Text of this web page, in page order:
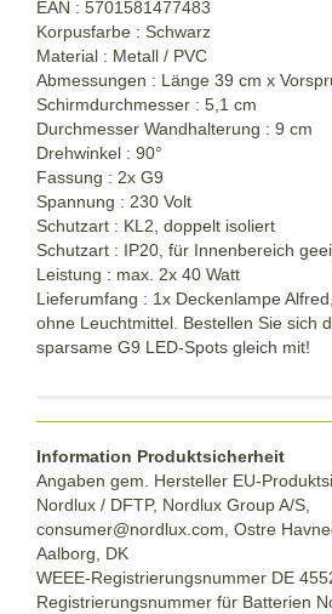
EAN : 5701581477483
Korpusfarbe : Schwarz
Material : Metall / PVC
Abmessungen : Länge 39 cm x
Schirmdurchmesser : 5,1 cm
Durchmesser Wandhalterung : 9 cm
Drehwinkel : 90°
Fassung : 2x G9
Spannung : 230 Volt
Schutzart : KL2, doppelt isoliert
Schutzart : IP20, für Innenbereich
Leistung : max. 2x 40 Watt
Lieferumfang : 1x Deckenlampe
ohne Leuchtmittel. Bestellen Sie sich
sparsame G9 LED-Spots gleich mit!
Information Produktsicherheit
Angaben gem. Hersteller EU-
Nordlux / DFTP, Nordlux Group A/S,
consumer@nordlux.com, Ostre
Aalborg, DK
WEEE-Registrierungsnummer DE
Registrierungsnummer für Batterien